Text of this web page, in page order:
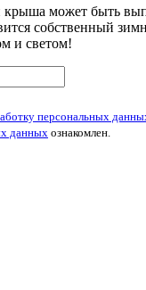
может быть
собственный
и светом!
персональных
данных ознакомлен.